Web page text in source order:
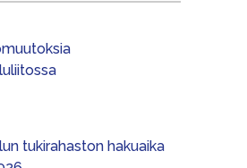
tukirahaston hakuaika